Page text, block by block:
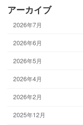
アーカイブ
2026年7月
2026年6月
2026年5月
2026年4月
2026年2月
2025年12月